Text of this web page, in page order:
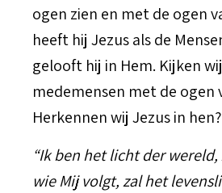
ogen zien en met de ogen
heeft hij Jezus als de
gelooft hij in Hem. Kijken
medemensen met de ogen
Herkennen wij Jezus in hen?
“Ik ben het licht der wereld,
wie Mij volgt, zal het